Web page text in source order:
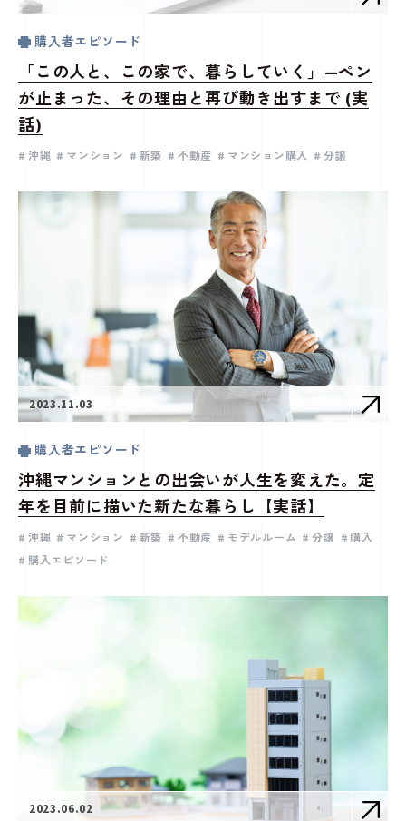
購入者エピソード
「この人と、この家で、暮らしていく」—ペン
が止まった、その理由と再び動き出すまで (実
話)
沖縄 マンション 新築 不動産 マンション購入 分譲
2023.11.03
購入者エピソード
沖縄マンションとの出会いが人生を変えた。定
年を目前に描いた新たな暮らし【実話】
沖縄 マンション 新築 不動産 モデルルーム 分譲
購入
購入エピソード
2023.06.02